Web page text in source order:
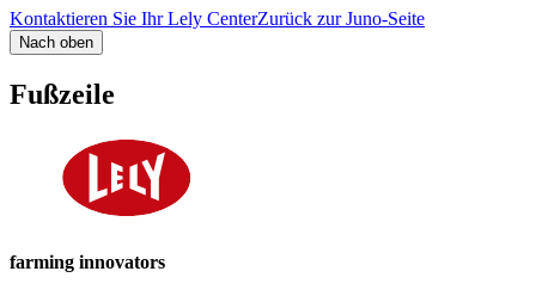
Kontaktieren Sie Ihr Lely CenterZurück zur Juno-Seite
Nach oben
Fußzeile
farming innovators